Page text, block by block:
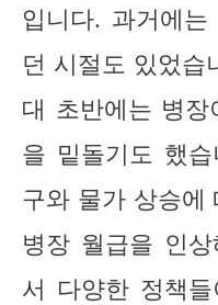
입니다. 과거에
던 시절도 있었습
대 초반에는 병
을 밑돌기도 했
구와 물가 상승에
병장 월급을 인
서 다양한 정책